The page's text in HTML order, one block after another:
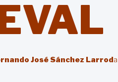
José Sánchez Larroda